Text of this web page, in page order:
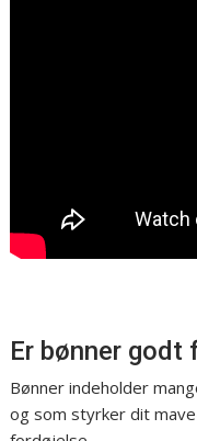
Er bønner godt
Bønner indeholder
og som styrker dit